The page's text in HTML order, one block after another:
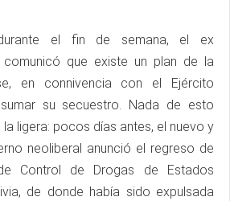
el fin de semana, el ex
comunicó que existe un plan de la
en connivencia con el Ejército
su secuestro. Nada de esto
ligera: pocos días antes, el nuevo y
neoliberal anunció el regreso de
Control de Drogas de Estados
de donde había sido expulsada